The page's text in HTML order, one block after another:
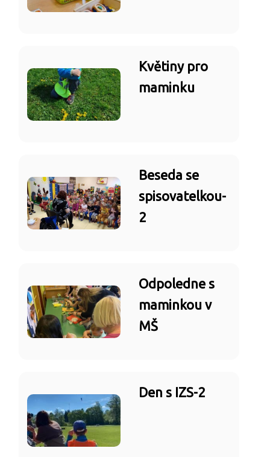
Květiny pro
maminku
Beseda se
spisovatelkou-
2
Odpoledne s
maminkou v
MŠ
Den s IZS-2